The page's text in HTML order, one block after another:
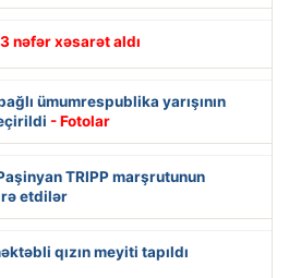
nəfər xəsarət aldı
ümumrespublika yarışının
- Fotolar
TRIPP marşrutunun
etdilər
qızın meyiti tapıldı